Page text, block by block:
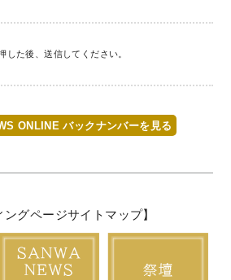
した後、送信してください。
ONLINE バックナンバーを見る
ングページサイトマップ】